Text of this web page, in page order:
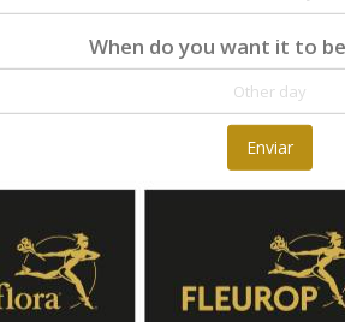
When do you want it to
Enviar